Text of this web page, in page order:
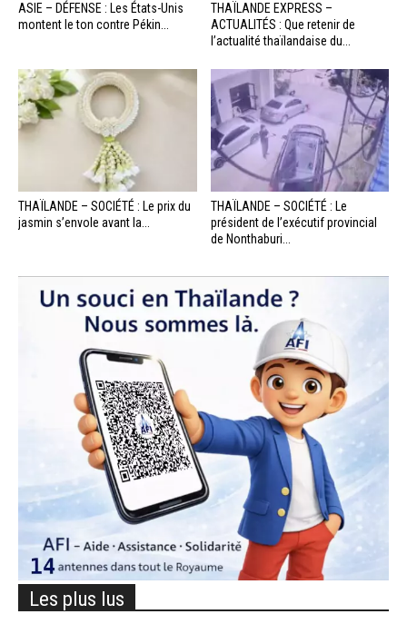
ASIE – DÉFENSE : Les États-Unis
montent le ton contre Pékin...
THAÏLANDE EXPRESS –
ACTUALITÉS : Que retenir de
l’actualité thaïlandaise du...
THAÏLANDE – SOCIÉTÉ : Le prix du
jasmin s’envole avant la...
THAÏLANDE – SOCIÉTÉ : Le
président de l’exécutif provincial
de Nonthaburi...
Les plus lus